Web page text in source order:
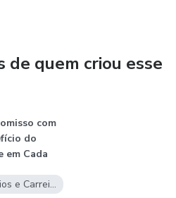
quem criou esse
com
do
em Cada
Negócios e Carreira